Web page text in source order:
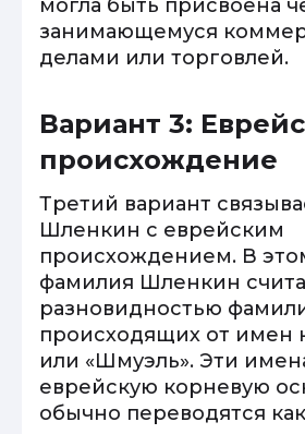
могла быть присвоена
занимающемуся
делами или торговлей.
Вариант 3:
происхождение
Третий вариант
Шленкин с еврейским
происхождением. В
фамилия Шленкин
разновидностью
происходящих от имен
или «Шмуэль». Эти
еврейскую корневую
обычно переводятся как